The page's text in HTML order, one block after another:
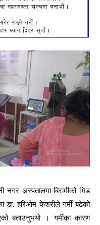
नगर अस्पतालमा बिरामीको भिड
डा. हरिओंम केशरीले गर्मी बढेको
बताउनुभयो । गर्मीका कारण